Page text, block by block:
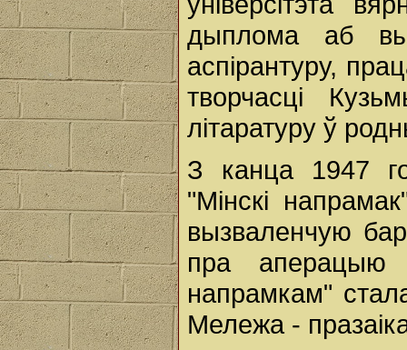
дыплома аб
аспірантуру,
творчасці
літаратуру ў
З канца 1947
"Мінскі
вызваленчую
пра аперацыю
напрамкам"
Мележа -